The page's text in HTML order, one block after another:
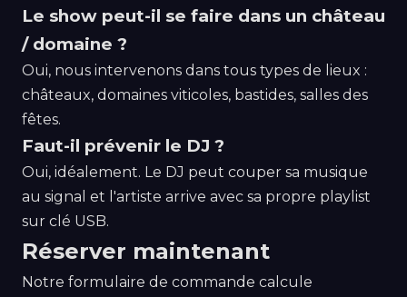
Le show peut-il se faire dans un château
/ domaine ?
Oui, nous intervenons dans tous types de lieux :
châteaux, domaines viticoles, bastides, salles des
fêtes.
Faut-il prévenir le DJ ?
Oui, idéalement. Le DJ peut couper sa musique
au signal et l'artiste arrive avec sa propre playlist
sur clé USB.
Réserver maintenant
Notre formulaire de commande calcule